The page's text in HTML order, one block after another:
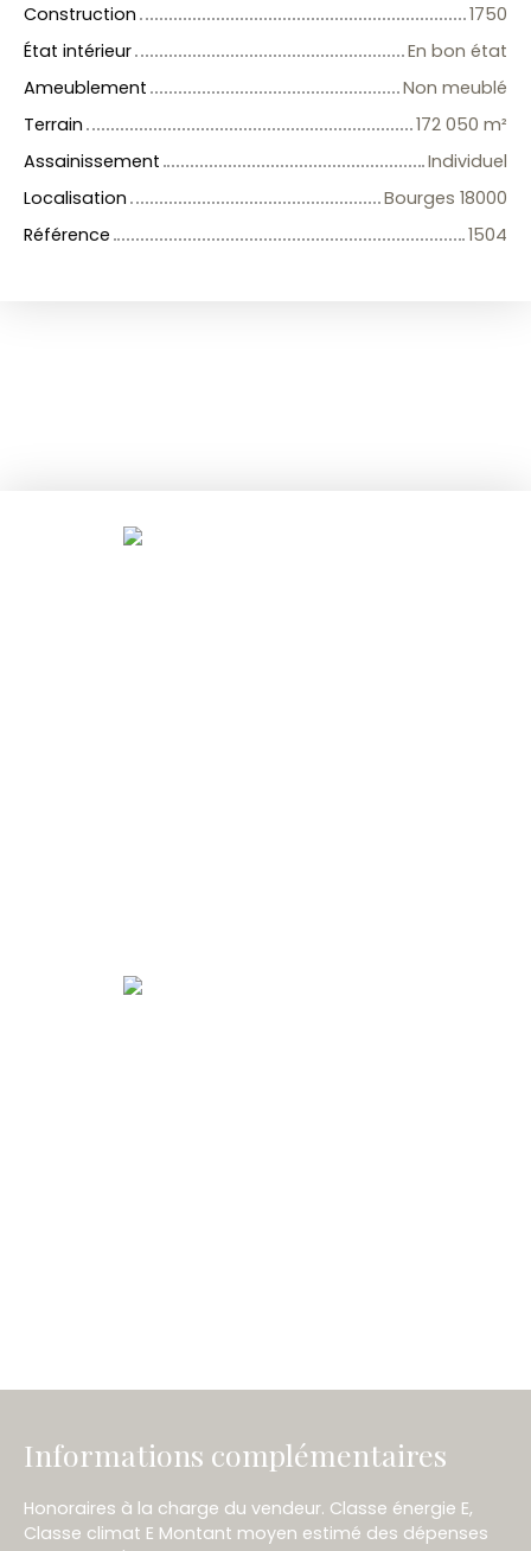
Construction
1750
État intérieur
En bon état
Ameublement
Non meublé
Terrain
172 050 m²
Assainissement
Individuel
Localisation
Bourges 18000
Référence
1504
Informations complémentaires
Honoraires à la charge du vendeur. Classe énergie E,
Classe climat E Montant moyen estimé des dépenses